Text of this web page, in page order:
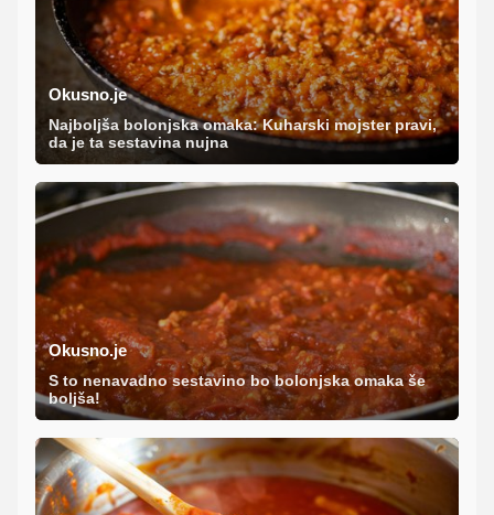
Okusno.je
Najboljša bolonjska omaka: Kuharski mojster pravi,
da je ta sestavina nujna
Okusno.je
S to nenavadno sestavino bo bolonjska omaka še
boljša!